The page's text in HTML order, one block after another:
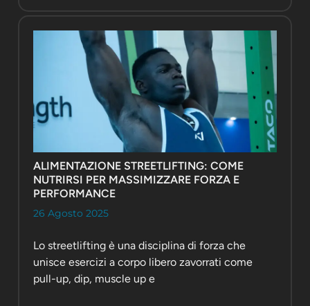
ALIMENTAZIONE STREETLIFTING: COME
NUTRIRSI PER MASSIMIZZARE FORZA E
PERFORMANCE
26 Agosto 2025
Lo streetlifting è una disciplina di forza che
unisce esercizi a corpo libero zavorrati come
pull-up, dip, muscle up e